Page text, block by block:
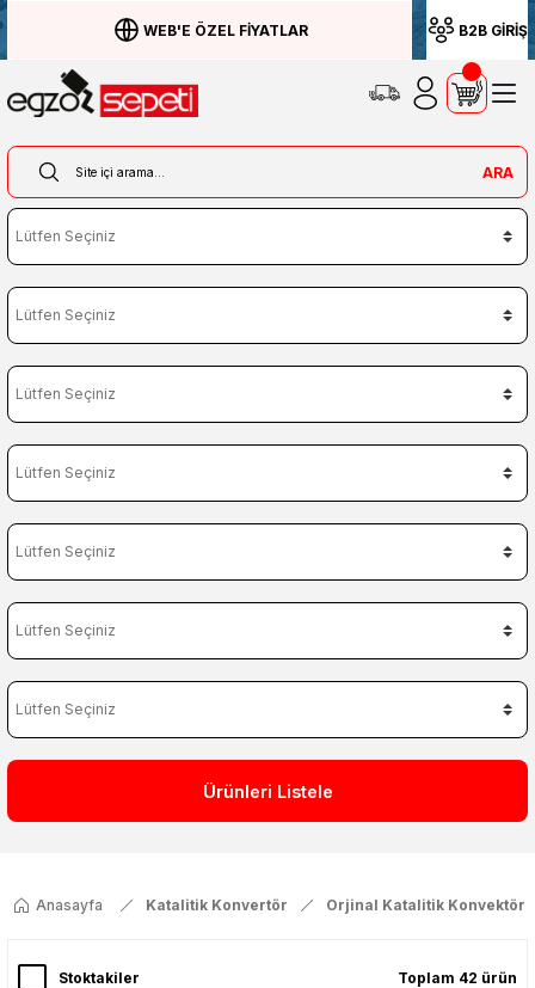
WEB'E ÖZEL FİYATLAR B2B GİRİŞ
ARA
Ürünleri Listele
Anasayfa Katalitik Konvertör Orjinal Katalitik Konvektör
Stoktakiler Toplam 42 ürün